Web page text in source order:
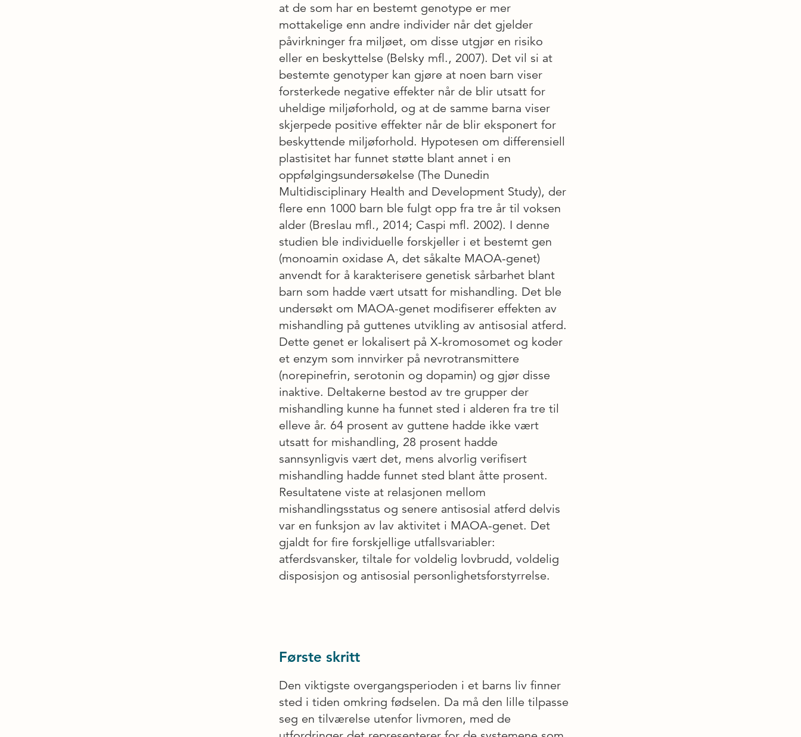
at de som har en bestemt genotype er mer
mottakelige enn andre individer når det gjelder
påvirkninger fra miljøet, om disse utgjør en risiko
eller en beskyttelse (Belsky mfl., 2007). Det vil si at
bestemte genotyper kan gjøre at noen barn viser
forsterkede negative effekter når de blir utsatt for
uheldige miljøforhold, og at de samme barna viser
skjerpede positive effekter når de blir eksponert for
beskyttende miljøforhold. Hypotesen om differensiell
plastisitet har funnet støtte blant annet i en
oppfølgingsundersøkelse (The Dunedin
Multidisciplinary Health and Development Study), der
flere enn 1000 barn ble fulgt opp fra tre år til voksen
alder (Breslau mfl., 2014; Caspi mfl. 2002). I denne
studien ble individuelle forskjeller i et bestemt gen
(monoamin oxidase A, det såkalte MAOA-genet)
anvendt for å karakterisere genetisk sårbarhet blant
barn som hadde vært utsatt for mishandling. Det ble
undersøkt om MAOA-genet modifiserer effekten av
mishandling på guttenes utvikling av antisosial atferd.
Dette genet er lokalisert på X-kromosomet og koder
et enzym som innvirker på nevrotransmittere
(norepinefrin, serotonin og dopamin) og gjør disse
inaktive. Deltakerne bestod av tre grupper der
mishandling kunne ha funnet sted i alderen fra tre til
elleve år. 64 prosent av guttene hadde ikke vært
utsatt for mishandling, 28 ­prosent hadde
sannsynligvis vært det, mens alvorlig verifisert
mishandling hadde funnet sted blant åtte prosent.
Resultatene viste at relasjonen mellom
mishandlingsstatus og senere antisosial atferd delvis
var en funksjon av lav aktivitet i MAOA-genet. Det
gjaldt for fire forskjellige utfallsvariabler:
atferdsvansker, tiltale for voldelig lovbrudd, voldelig
disposisjon og antisosial personlighetsforstyrrelse.
Første skritt
Den viktigste overgangsperioden i et barns liv finner
sted i tiden omkring fødselen. Da må den lille tilpasse
seg en tilværelse utenfor livmoren, med de